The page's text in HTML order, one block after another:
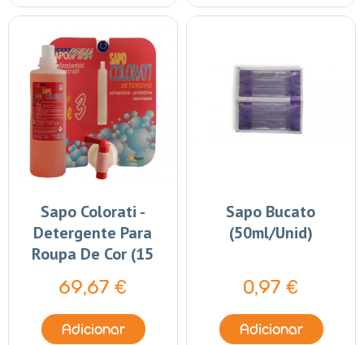
Sapo Colorati -
Detergente Para
Roupa De Cor (15
Lt)
69,67 €
Adicionar
Sapo Bucato
(50ml/unid)
0,97 €
Adicionar